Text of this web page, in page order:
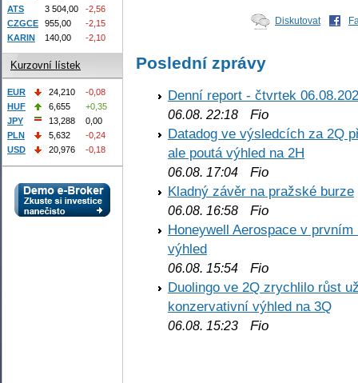
Diskutovat
Poslední zprávy
Denní report - čtvrtek
06.08. 22:18 Fio
Datadog ve výsledcích za 2Q
ale poutá výhled na 2H
06.08. 17:04 Fio
Kladný závěr na pražské burze
06.08. 16:58 Fio
Honeywell Aerospace v
výhled
06.08. 15:54 Fio
Duolingo ve 2Q zrychlilo růst
konzervativní výhled na 3Q
06.08. 15:23 Fio
ATS
3 504,00
-2,56
CZGCE
955,00
-2,15
KARIN
140,00 -2,10
Kurzovní lístek
EUR 24,210
-0,08
HUF
6,655
+0,35
JPY
13,288
0,00
PLN
5,632
-0,24
USD
20,976 -0,18